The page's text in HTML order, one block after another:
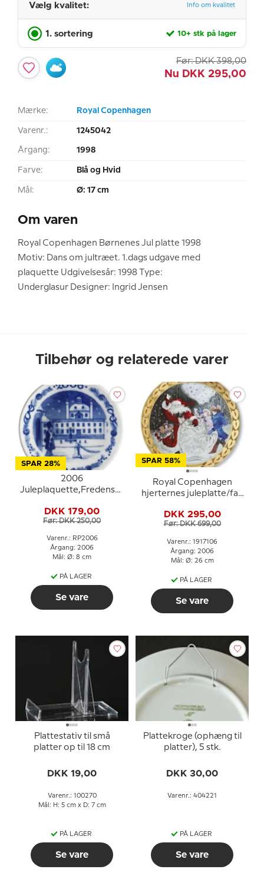
Vælg kvalitet: Info om kvalitet
1. sortering 10+ stk på lager
Før: DKK 398,00
Nu DKK 295,00
Mærke: Royal Copenhagen
Varenr.: 1245042
Årgang: 1998
Farve: Blå og Hvid
Mål: Ø: 17 cm
Om varen
Royal Copenhagen Børnenes Jul platte 1998
Motiv: Dans om jultræet. 1.dags udgave med
plaquette Udgivelsesår: 1998 Type:
Underglasur Designer: Ingrid Jensen
Tilbehør og relaterede varer
SPAR 28%
2006
Juleplaquette,Fredensborg
DKK 179,00
Før: DKK 250,00
Varenr.: RP2006
Årgang: 2006
Mål: Ø: 8 cm
PÅ LAGER
Se vare
SPAR 58%
Royal Copenhagen
hjerternes juleplatte/fad
DKK 295,00
Før: DKK 699,00
Varenr.: 1917106
Årgang: 2006
Mål: Ø: 26 cm
PÅ LAGER
Se vare
Plattestativ til små
platter op til 18 cm
DKK 19,00
Varenr.: 100270
Mål: H: 5 cm x D: 7 cm
PÅ LAGER
Se vare
Plattekroge (ophæng til
platter), 5 stk.
DKK 30,00
Varenr.: 404221
PÅ LAGER
Se vare